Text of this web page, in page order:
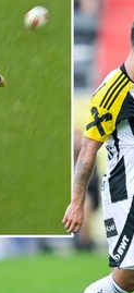
& Co KG 2026